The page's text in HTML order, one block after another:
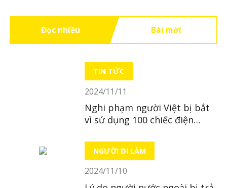
Đọc nhiều Bài mới
TIN TỨC
2024/11/11
Nghi phạm người Việt bị bắt
vì sử dụng 100 chiếc điện
toán
NGƯỜI ĐI LÀM
2024/11/10